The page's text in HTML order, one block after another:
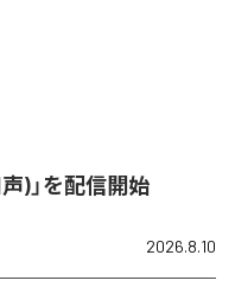
)」を配信開始
2026.8.10